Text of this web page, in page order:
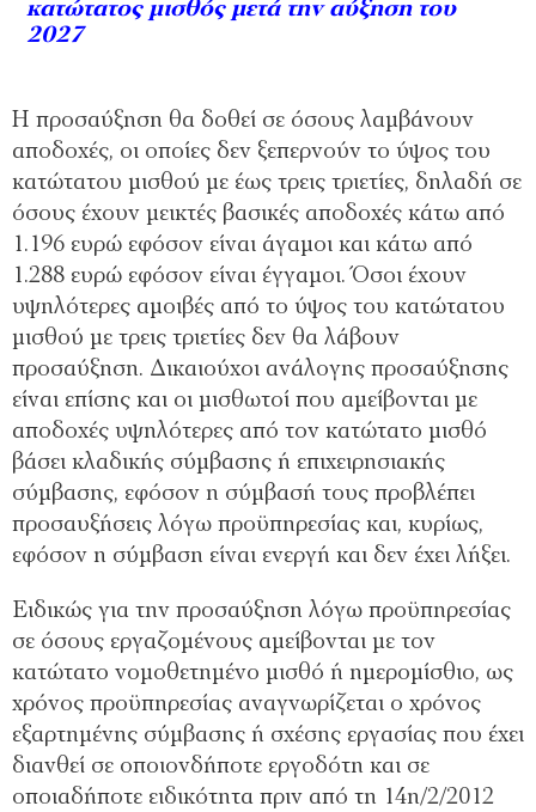
κατώτατος μισθός μετά την αύξηση του
2027
Η προσαύξηση θα δοθεί σε όσους λαμβάνουν
αποδοχές, οι οποίες δεν ξεπερνούν το ύψος του
κατώτατου μισθού με έως τρεις τριετίες, δηλαδή σε
όσους έχουν μεικτές βασικές αποδοχές κάτω από
1.196 ευρώ εφόσον είναι άγαμοι και κάτω από
1.288 ευρώ εφόσον είναι έγγαμοι. Όσοι έχουν
υψηλότερες αμοιβές από το ύψος του κατώτατου
μισθού με τρεις τριετίες δεν θα λάβουν
προσαύξηση. Δικαιούχοι ανάλογης προσαύξησης
είναι επίσης και οι μισθωτοί που αμείβονται με
αποδοχές υψηλότερες από τον κατώτατο μισθό
βάσει κλαδικής σύμβασης ή επιχειρησιακής
σύμβασης, εφόσον η σύμβασή τους προβλέπει
προσαυξήσεις λόγω προϋπηρεσίας και, κυρίως,
εφόσον η σύμβαση είναι ενεργή και δεν έχει λήξει.
Ειδικώς για την προσαύξηση λόγω προϋπηρεσίας
σε όσους εργαζομένους αμείβονται με τον
κατώτατο νομοθετημένο μισθό ή ημερομίσθιο, ως
χρόνος προϋπηρεσίας αναγνωρίζεται ο χρόνος
εξαρτημένης σύμβασης ή σχέσης εργασίας που έχει
διανθεί σε οποιονδήποτε εργοδότη και σε
οποιαδήποτε ειδικότητα πριν από τη 14η/2/2012